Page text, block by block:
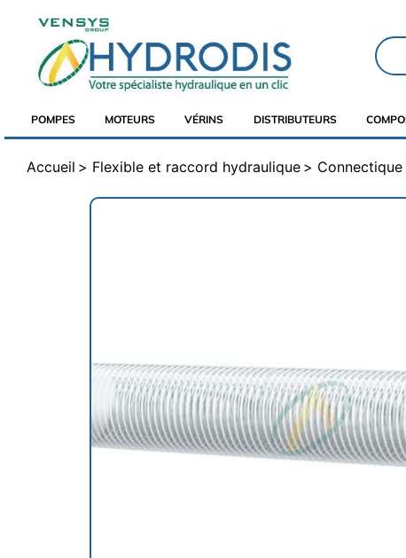
POMPES MOTEURS VÉRINS DISTRIBUTEURS
Accueil Flexible et raccord hydraulique